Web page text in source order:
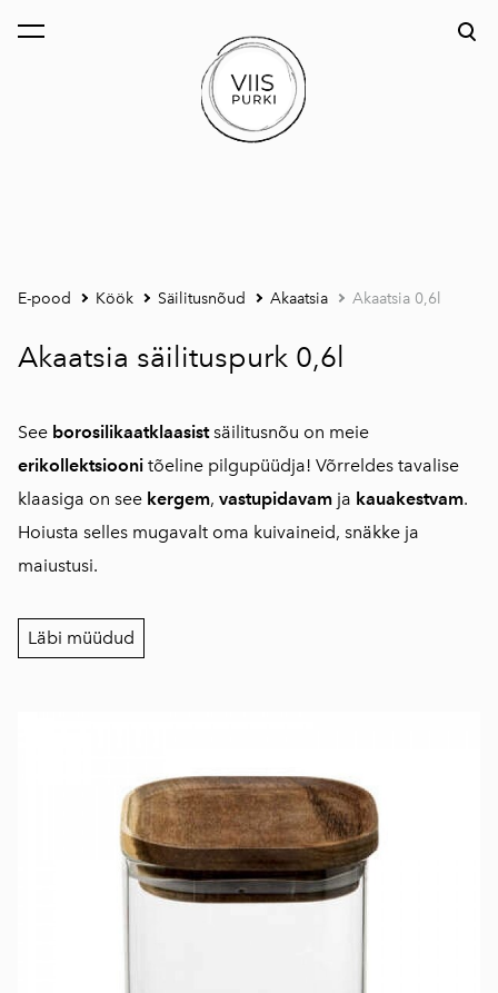
lisati ostukorvi. Vaata ostukorvi
E-pood Köök Säilitusnõud Akaatsia Akaatsia 0,6l
Akaatsia säilituspurk 0,6l
See borosilikaatklaasistsäilitusnõu on meie
erikollektsiooni tõeline pilgupüüdja! Võrreldes tavalise
klaasiga on see kergem, vastupidavam ja kauakestvam.
Hoiusta selles mugavalt oma kuivaineid, snäkke ja
maiustusi.
Läbi müüdud